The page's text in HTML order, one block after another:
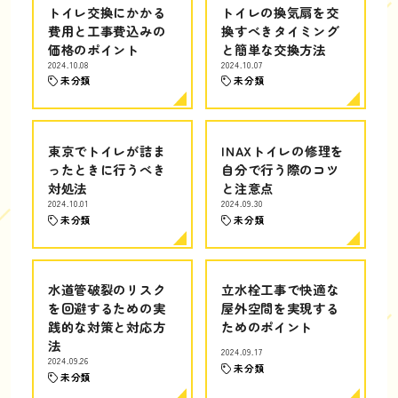
トイレ交換にかかる
費用と工事費込みの
価格のポイント
2024.10.08
未分類
トイレの換気扇を交
換すべきタイミング
と簡単な交換方法
2024.10.07
未分類
東京でトイレが詰ま
ったときに行うべき
対処法
2024.10.01
未分類
INAXトイレの修理を
自分で行う際のコツ
と注意点
2024.09.30
未分類
水道管破裂のリスク
を回避するための実
践的な対策と対応方
法
2024.09.26
未分類
立水栓工事で快適な
屋外空間を実現する
ためのポイント
2024.09.17
未分類